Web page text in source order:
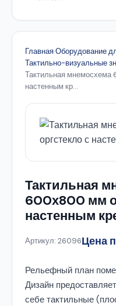
Главная·Оборудование
Тактильно-визуальные
Тактильная мнемосхема
настенным кр...
Тактильная
600х800 мм
настенным
Артикул: 26096Цена
Рельефный план
Дизайн
себе тактильные